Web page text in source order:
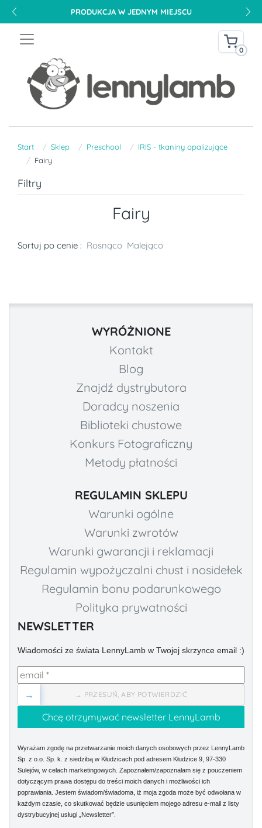
PRODUKCJA W JEDNYM MIEJSCU
0
Start Sklep Preschool
IRIS - tkaniny opalizujące
Fairy
Filtry
Fairy
Sortuj po cenie : Rosnąco Malejąco
WYRÓŻNIONE
Kontakt
Blog
Znajdź dystrybutora
Doradcy noszenia
Biblioteki chustowe
Konkurs Fotograficzny
Metody płatności
REGULAMIN SKLEPU
Warunki ogólne
Warunki zwrotów
Warunki gwarancji i reklamacji
Regulamin wypożyczalni chust i nosidełek
Regulamin bonu podarunkowego
Polityka prywatności
NEWSLETTER
Wiadomości ze świata LennyLamb w Twojej skrzynce email :)
→ PRZESUŃ, ABY POTWIERDZIĆ
→
Wyrażam zgodę na przetwarzanie moich danych osobowych przez LennyLamb
Sp. z o.o. Sp. k. z siedzibą w Kłudzicach pod adresem Kłudzice 9, 97-330
Sulejów, w celach marketingowych. Zapoznałem/zapoznałam się z pouczeniem
dotyczącym prawa dostępu do treści moich danych i możliwości ich
poprawiania. Jestem świadom/świadoma, iż moja zgoda może być odwołana w
każdym czasie, co skutkować będzie usunięciem mojego adresu e-mail z listy
dystrybucyjnej usługi „Newsletter”.